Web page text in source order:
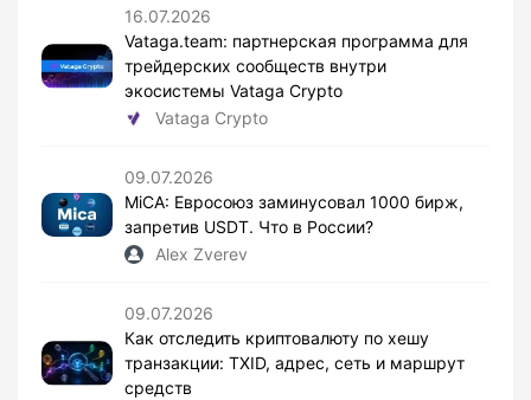
16.07.2026
Vataga.team: партнерская программа для
трейдерских сообществ внутри
экосистемы Vataga Crypto
Vataga Crypto
09.07.2026
MiCA: Евросоюз заминусовал 1000 бирж,
запретив USDT. Что в России?
Alex Zverev
09.07.2026
Как отследить криптовалюту по хешу
транзакции: TXID, адрес, сеть и маршрут
средств